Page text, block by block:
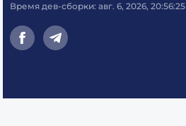
Время дев-сборки: авг. 6, 2026, 20:56:25